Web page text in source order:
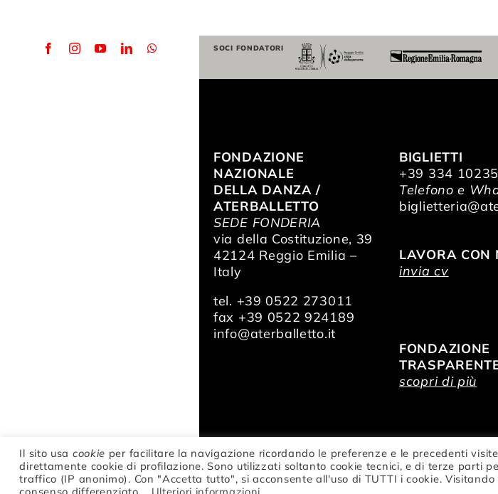
SOCI FONDATORI
FONDAZIONE
NAZIONALE
DELLA DANZA /
ATERBALLETTO
SEDE FONDERIA
via della Costituzione, 39
42124 Reggio Emilia –
Italy
tel. +39 0522 273011
fax +39 0522 924189
info@aterballetto.it
BIGLIETTI
+39 334
Telefono e
LAVORA CON
invia cv
FONDAZIONE
scopri di più
© Fondazione Nazionale della Danza
02047370354 |privacy
Il sito usa cookie per facilitare la navigazione ricordando le preferenze e le precedenti
direttamente cookie di profilazione. Sono utilizzati soltanto cookie tecnici, e di terze parti
traffico (IP anonimo). Con "Accetta tutto", si acconsente all'uso di TUTTI i cookie.